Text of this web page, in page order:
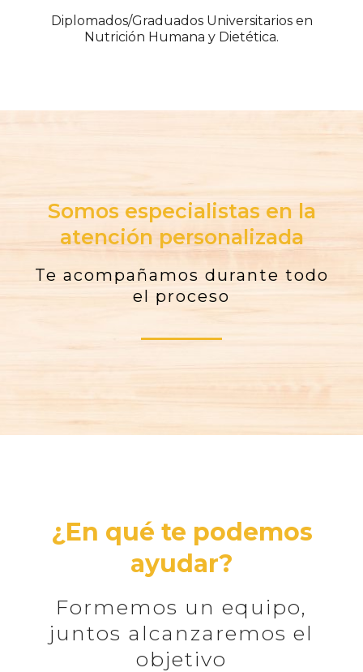
Diplomados/Graduados Universitarios en
Nutrición Humana y Dietética.
Somos especialistas en la
atención personalizada
Te acompañamos durante todo
el proceso
¿En qué te podemos
ayudar?
Formemos un equipo,
juntos alcanzaremos el
objetivo